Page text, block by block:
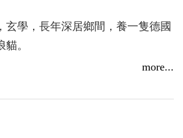
玄學，長年深居鄉間，養一隻德國
。
編輯，現為《乾坤詩刊》、《掌門
more...